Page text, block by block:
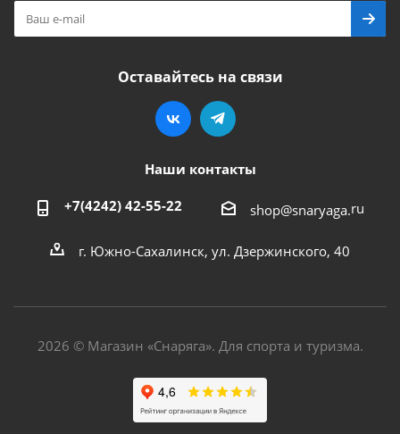
Оставайтесь на связи
Наши контакты
+7(4242) 42-55-22 shop@snaryaga.ru
г. Южно-Сахалинск, ул. Дзержинского, 40
2026 © Магазин «Снаряга». Для спорта и туризма.